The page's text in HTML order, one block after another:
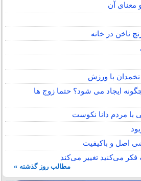
معنای آن
ناخن در خانه
تخمدان با ورزش
ایجاد می شود؟ حتما زوج ها
مردم دانا نكوست
اصل و باکیفیت
می‌کنید تغییر می‌کند
مطالب روز گذشته »